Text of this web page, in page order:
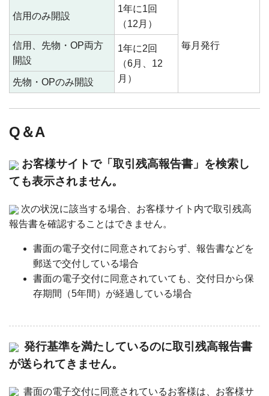
信用のみ開設
1年に1回
（12月）
毎月発行
信用、先物・OP両方
開設
1年に2回
（6月、12
月）
先物・OPのみ開設
Q＆A
お客様サイトで「取引残高報告書」を検索し
ても表示されません。
次の状況に該当する場合、お客様サイト内で取引残高
報告書を確認することはできません。
書面の電子交付に同意されておらず、報告書などを
郵送で交付している場合
書面の電子交付に同意されていても、交付日から保
存期間（5年間）が経過している場合
発行基準を満たしているのに取引残高報告書
が送られてきません。
書面の電子交付に同意されているお客様は、お客様サ